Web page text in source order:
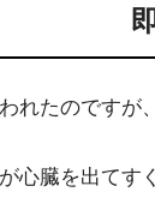
れたのですが
が心臓を出て